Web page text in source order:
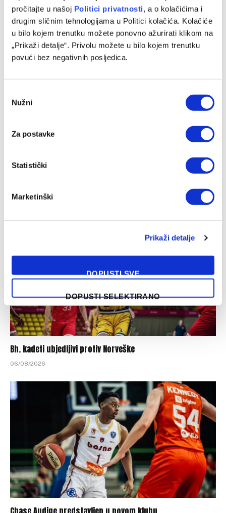
pročitajte u našoj Politici privatnosti, a o kolačićima i
drugim sličnim tehnologijama u Politici kolačića. Kolačiće
u bilo kojem trenutku možete ponovno ažurirati klikom na
„Prikaži detalje“. Privolu možete u bilo kojem trenutku
povući bez negativnih posljedica.
Selection
Nužni
Za postavke
Statistički
Marketinški
Prikaži detalje
DOPUSTI SVE
DOPUSTI SELEKTIRANO
Michael Young ima novi klub nakon odlaska iz Bosne
07/08/2026
Bh. kadeti ubjedljivi protiv Norveške
06/08/2026